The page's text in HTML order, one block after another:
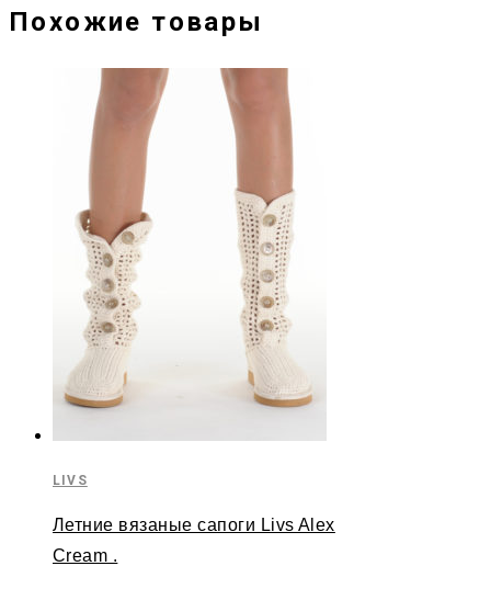
Похожие товары
LIVS
Летние вязаные сапоги Livs Alex
Cream .